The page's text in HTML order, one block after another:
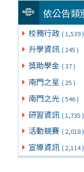
依公告類
校務行政 ( 1,539 )
升學資訊 ( 245 )
獎助學金 ( 37 )
南門之星 ( 25 )
南門之光 ( 546 )
研習資訊 ( 1,735 )
活動競賽 ( 2,018 )
宣導資訊 ( 2,114 )